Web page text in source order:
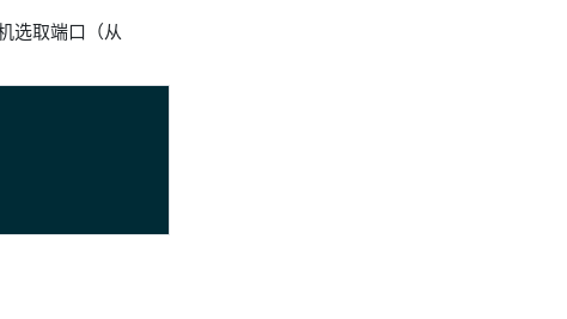
选取端口（从